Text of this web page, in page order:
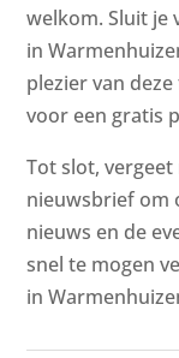
welkom. Sluit je
in
plezier van
voor een gratis
Tot slot,
nieuwsbrief om
nieuws en de
snel te mogen
in